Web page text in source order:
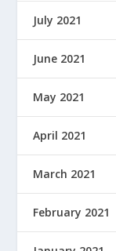
July 2021
June 2021
May 2021
April 2021
March 2021
February 2021